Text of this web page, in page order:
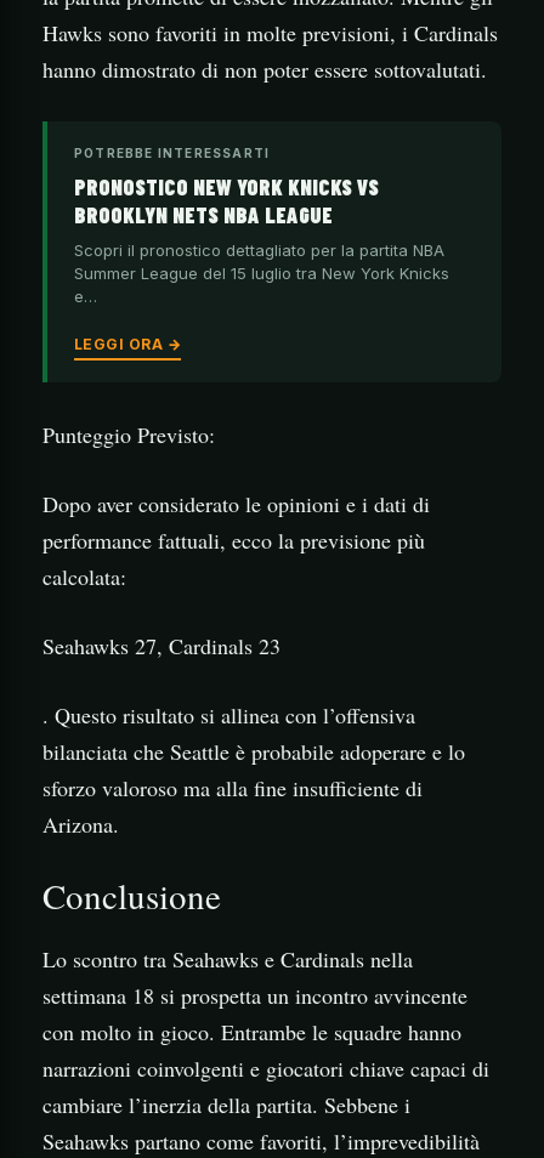
Hawks sono favoriti in molte previsioni, i Cardinals
hanno dimostrato di non poter essere sottovalutati.
POTREBBE INTERESSARTI
PRONOSTICO NEW YORK KNICKS VS
BROOKLYN NETS NBA LEAGUE
Scopri il pronostico dettagliato per la partita NBA
Summer League del 15 luglio tra New York Knicks
e…
LEGGI ORA →
Punteggio Previsto:
Dopo aver considerato le opinioni e i dati di
performance fattuali, ecco la previsione più
calcolata:
Seahawks 27, Cardinals 23
. Questo risultato si allinea con l’offensiva
bilanciata che Seattle è probabile adoperare e lo
sforzo valoroso ma alla fine insufficiente di
Arizona.
Conclusione
Lo scontro tra Seahawks e Cardinals nella
settimana 18 si prospetta un incontro avvincente
con molto in gioco. Entrambe le squadre hanno
narrazioni coinvolgenti e giocatori chiave capaci di
cambiare l’inerzia della partita. Sebbene i
Seahawks partano come favoriti, l’imprevedibilità